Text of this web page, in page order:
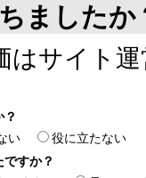
ましたか
はサイト
い
役に立たない
すか？